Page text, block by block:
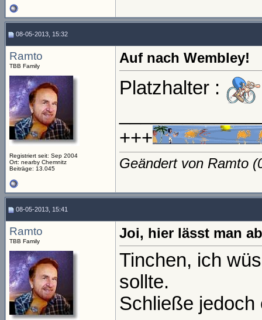
08-05-2013, 15:32
Ramto
TBB Family
Registriert seit: Sep 2004
Ort: nearby Chemnitz
Beiträge: 13.045
Auf nach Wembley!
Platzhalter :
+++
Geändert von Ramto
08-05-2013, 15:41
Ramto
TBB Family
Joi, hier lässt man
Tinchen, ich
sollte.
Schließe jedoch